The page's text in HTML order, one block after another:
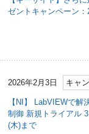
ゼントキャンペーン
2026年2月3日 キャ
【NI】 LabVIEWで
制御 新規トライアル
(木)まで